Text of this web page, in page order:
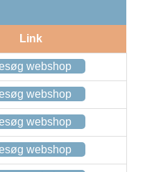
Link
webshop
webshop
webshop
webshop